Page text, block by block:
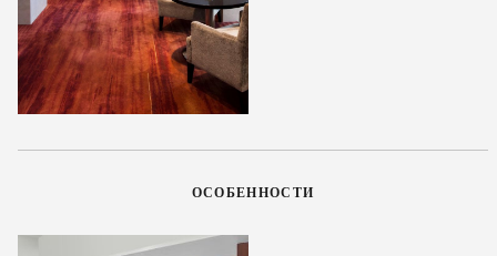
ОСОБЕННОСТИ